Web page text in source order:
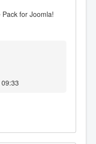
for Joomla!